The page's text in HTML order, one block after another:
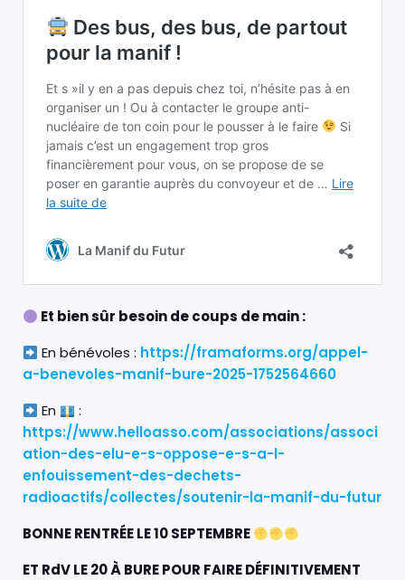
Et bien sûr besoin de coups de main :
En bénévoles : https://framaforms.org/appel-
a-benevoles-manif-bure-2025-1752564660
En
:
https://www.helloasso.com/associations/associ
ation-des-elu-e-s-oppose-e-s-a-l-
enfouissement-des-dechets-
radioactifs/collectes/soutenir-la-manif-du-futur
BONNE RENTRÉE LE 10 SEPTEMBRE
ET RdV LE 20 À BURE POUR FAIRE DÉFINITIVEMENT